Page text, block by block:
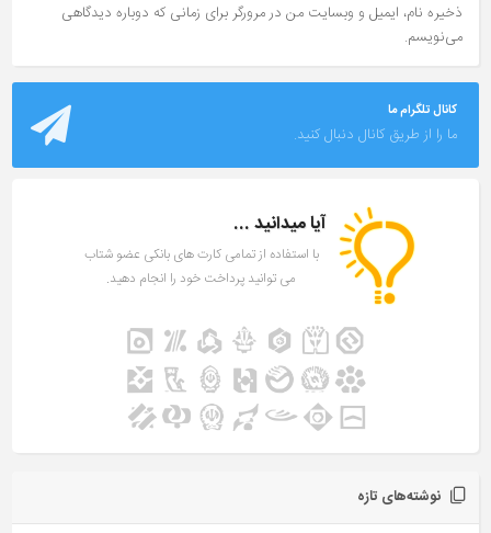
ذخیره نام، ایمیل و وبسایت من در مرورگر برای زمانی که دوباره دیدگاهی
می‌نویسم.
کانال تلگرام ما
ما را از طریق کانال دنبال کنید.
آیا میدانید ...
با استفاده از تمامی کارت های بانکی عضو شتاب
می توانید پرداخت خود را انجام دهید.
نوشته‌های تازه